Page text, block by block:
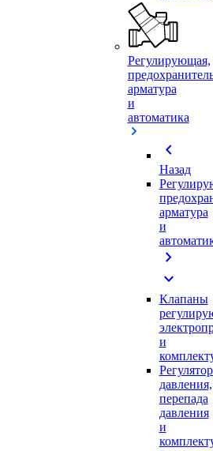
Регулирующая,
арматура
и
автоматика
chevron_left
Назад
арматура
и
chevron_right
expand_more
Клапаны
и
давления,
перепада
давления
и